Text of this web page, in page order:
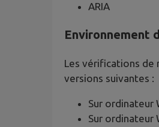
ARIA
Environnement
Les vérifications de
versions suivantes :
Sur ordinateur
Sur ordinateur